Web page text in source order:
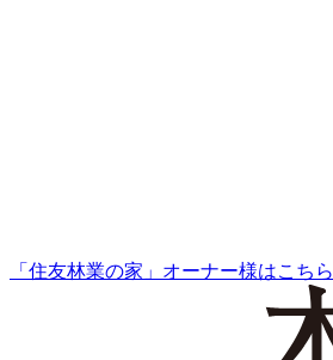
「住友林業の家」オーナー様はこちら